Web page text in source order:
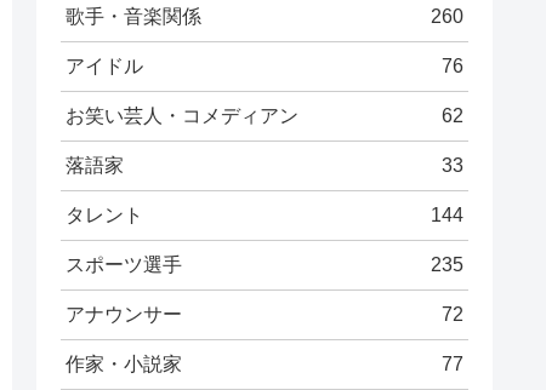
歌手・音楽関係 260
アイドル 76
お笑い芸人・コメディアン 62
落語家 33
タレント 144
スポーツ選手 235
アナウンサー 72
作家・小説家 77